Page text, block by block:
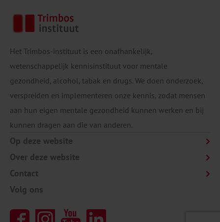
Het Trimbos-instituut is een onafhankelijk,
wetenschappelijk kennisinstituut voor mentale
gezondheid, alcohol, tabak en drugs. We doen onderzoek,
verspreiden en implementeren onze kennis, zodat mensen
aan hun eigen mentale gezondheid kunnen werken en bij
kunnen dragen aan die van anderen.
Op deze website
Over deze website
Contact
Volg ons